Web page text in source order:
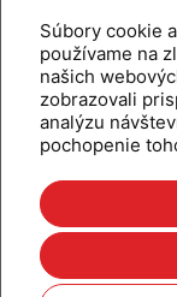
Súbory cookie
používame na
našich
zobrazovali
analýzu
pochopenie
Domov
Aktuality
Kalkulačky
Na stiahnutie